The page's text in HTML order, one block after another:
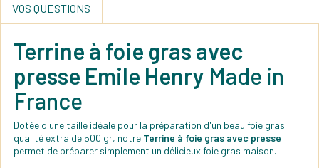
VOS QUESTIONS
Terrine à foie gras avec
presse Emile Henry Made in
France
Dotée d'une taille idéale pour la préparation d'un beau foie gras
qualité extra de 500 gr, notre Terrine à foie gras avec presse
permet de préparer simplement un délicieux foie gras maison.